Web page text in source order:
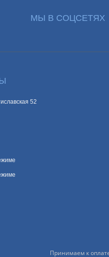
МЫ В СОЦСЕТЯХ
52
Принимаем к